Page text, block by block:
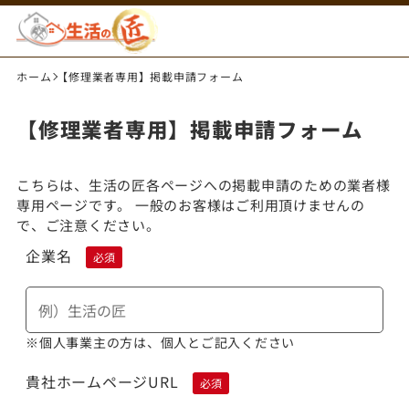
ホーム 【修理業者専用】掲載申請フォーム
【修理業者専用】掲載申請フォーム
こちらは、生活の匠各ページへの掲載申請のための業者様
専用ページです。 一般のお客様はご利用頂けませんの
で、ご注意ください。
企業名 必須
※個人事業主の方は、個人とご記入ください
貴社ホームページURL 必須